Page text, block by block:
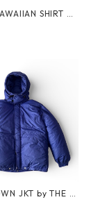
SHIRT by
JKT by THE N